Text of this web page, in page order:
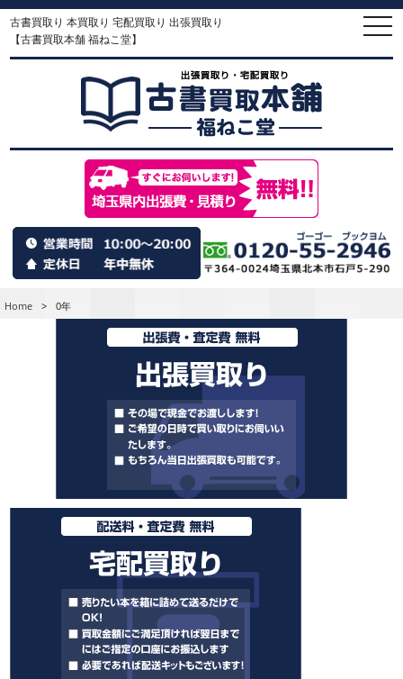
古書買取り 本買取り 宅配買取り 出張買取り
【古書買取本舗 福ねこ堂】
Home > 0年